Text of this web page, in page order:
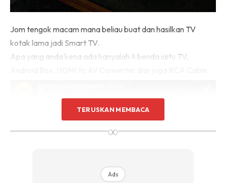
Sentuhan Midas penuh kemewahan dan elegant
Rahsia dari IMPIANA, download sekarang di
Jom tengok macam mana beliau buat dan hasilkan TV
kotak lama jadi Smart TV.
Apa yang anda kena ada hanyalah 4 benda iaitu TV,
TERUSKAN MEMBACA
∞
Ads